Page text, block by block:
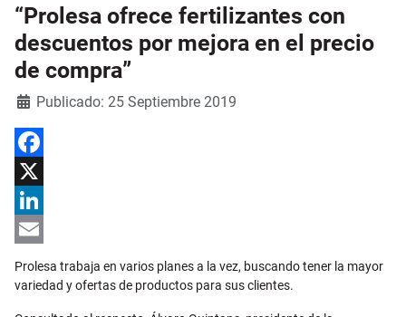
“Prolesa ofrece fertilizantes con
descuentos por mejora en el precio
de compra”
Detalles
Publicado: 25 Septiembre 2019
Facebook
X
LinkedIn
Email
Prolesa trabaja en varios planes a la vez, buscando tener la mayor
variedad y ofertas de productos para sus clientes.